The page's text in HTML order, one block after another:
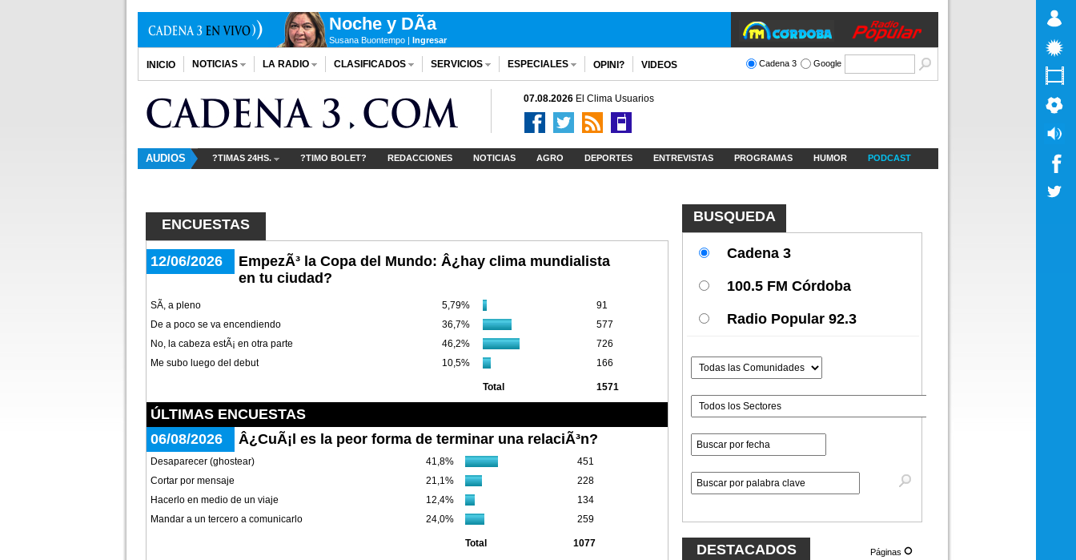
Noche y DÃ­a
Susana Buontempo | Ingresar
INICIO NOTICIAS LA RADIO CLASIFICADOS SERVICIOS ESPECIALES OPINI? VIDEOS Cadena 3 Google
07.08.2026 El Clima Usuarios
AUDIOS ?TIMAS 24HS. ?TIMO BOLET? REDACCIONES NOTICIAS AGRO DEPORTES ENTREVISTAS PROGRAMAS HUMOR PODCAST
ENCUESTAS
12/06/2026
EmpezÃ³ la Copa del Mundo: Â¿hay clima mundialista
en tu ciudad?
SÃ­, a pleno 5,79%
91
De a poco se va encendiendo
36,7%
577
No, la cabeza estÃ¡ en otra parte
46,2%
726
Me subo luego del debut
10,5% 166
Total 1571
ÚLTIMAS ENCUESTAS
06/08/2026
Â¿CuÃ¡l es la peor forma de terminar una relaciÃ³n?
Desaparecer (ghostear) 41,8%
451
Cortar por mensaje
21,1%
228
Hacerlo en medio de un viaje
12,4%
134
Mandar a un tercero a comunicarlo
24,0% 259
Total 1077
BUSQUEDA
Cadena 3
100.5 FM Córdoba
Radio Popular 92.3
DESTACADOS Páginas